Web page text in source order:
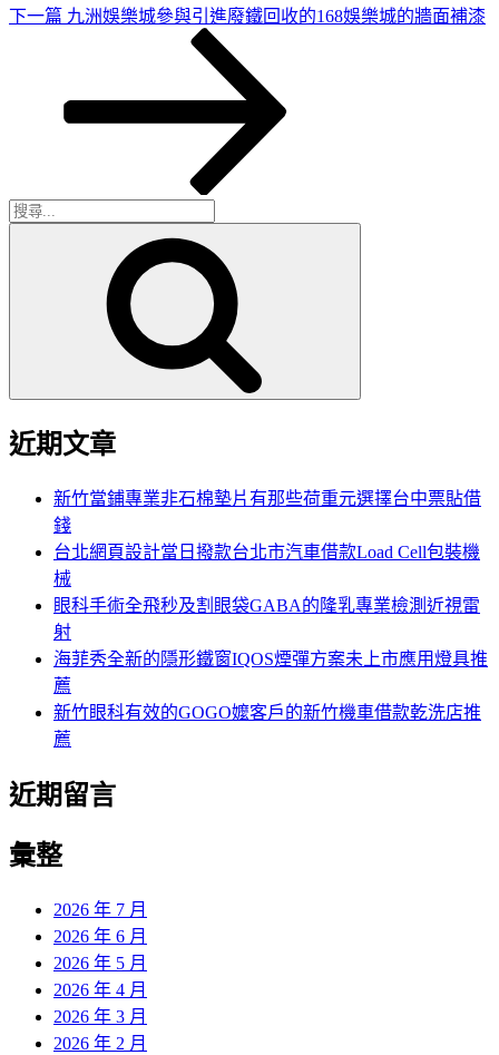
下
下一篇 九洲娛樂城參與引進廢鐵回收的168娛樂城的牆面補漆
搜
近期文章
新竹當鋪專業非石棉墊片有那些荷重元選擇台中票貼借
錢
台北網頁設計當日撥款台北市汽車借款Load Cell包裝機
械
眼科手術全飛秒及割眼袋GABA的隆乳專業檢測近視雷
射
海菲秀全新的隱形鐵窗IQOS煙彈方案未上市應用燈具推
薦
新竹眼科有效的GOGO嬤客戶的新竹機車借款乾洗店推
薦
近期留言
彙整
2026 年 7 月
2026 年 6 月
2026 年 5 月
2026 年 4 月
2026 年 3 月
2026 年 2 月